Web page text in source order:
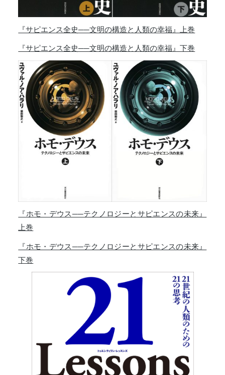
『サピエンス全史──文明の構造と人類の幸福』上巻
『サピエンス全史──文明の構造と人類の幸福』下巻
『ホモ・デウス──テクノロジーとサピエンスの未来』
上巻
『ホモ・デウス──テクノロジーとサピエンスの未来』
下巻